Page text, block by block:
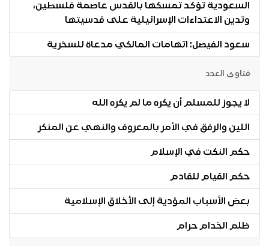
السعودية تؤكد تمسكها بالقدس عاصمة فلسطين،
وتدين الاعتداءات الإسرائيلية على قدسيتها
سعود الفيصل: اتهامات المالكي مدعاة للسخرية
فتاوى العدد
لا يجوز للمسلم أن يكره ما لم يكره الله
اللين والرفق في الأمر بالمعروف والنهي عن المنكر
حكم النكت في الإسلام
حكم القيام للقادم
بعض الأسباب المؤدية إلى الأخلاق الإسلامية
ظلم الخدام حرام